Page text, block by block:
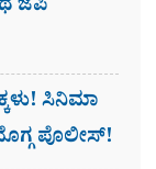
ಜೆಪಿ
ಸಿನಿಮಾ
ಪೊಲೀಸ್!